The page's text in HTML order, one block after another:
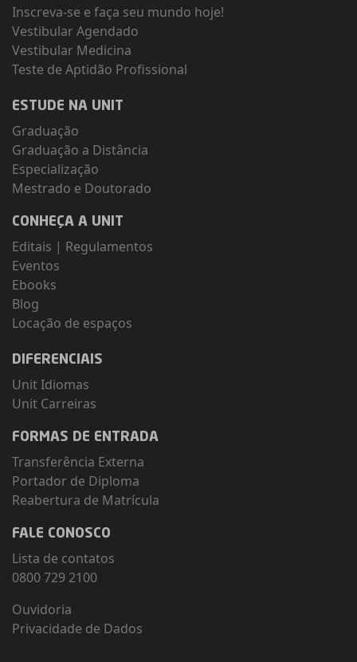
Inscreva-se e faça seu mundo hoje!
Vestibular Agendado
Vestibular Medicina
Teste de Aptidão Profissional
ESTUDE NA UNIT
Graduação
Graduação a Distância
Especialização
Mestrado e Doutorado
CONHEÇA A UNIT
Editais | Regulamentos
Eventos
Ebooks
Blog
Locação de espaços
DIFERENCIAIS
Unit Idiomas
Unit Carreiras
FORMAS DE ENTRADA
Transferência Externa
Portador de Diploma
Reabertura de Matrícula
FALE CONOSCO
Lista de contatos
0800 729 2100
Ouvidoria
Privacidade de Dados